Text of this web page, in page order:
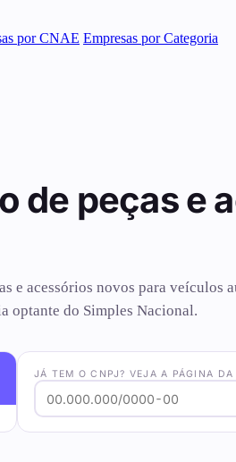
por CNAE Empresas por Categoria
de peças e
e acessórios novos para veículos
optante do Simples Nacional.
JÁ TEM O CNPJ? VEJA A PÁGINA DA